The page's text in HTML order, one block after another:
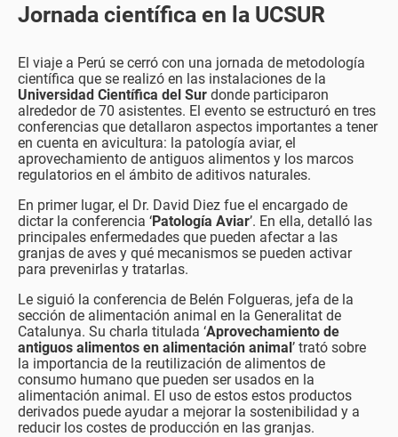
Jornada científica en la UCSUR
El viaje a Perú se cerró con una jornada de metodología
científica que se realizó en las instalaciones de la
Universidad Científica del Sur donde participaron
alrededor de 70 asistentes. El evento se estructuró en tres
conferencias que detallaron aspectos importantes a tener
en cuenta en avicultura: la patología aviar, el
aprovechamiento de antiguos alimentos y los marcos
regulatorios en el ámbito de aditivos naturales.
En primer lugar, el Dr. David Diez fue el encargado de
dictar la conferencia ‘Patología Aviar’. En ella, detalló las
principales enfermedades que pueden afectar a las
granjas de aves y qué mecanismos se pueden activar
para prevenirlas y tratarlas.
Le siguió la conferencia de Belén Folgueras, jefa de la
sección de alimentación animal en la Generalitat de
Catalunya. Su charla titulada ‘Aprovechamiento de
antiguos alimentos en alimentación animal’ trató sobre
la importancia de la reutilización de alimentos de
consumo humano que pueden ser usados en la
alimentación animal. El uso de estos estos productos
derivados puede ayudar a mejorar la sostenibilidad y a
reducir los costes de producción en las granjas.